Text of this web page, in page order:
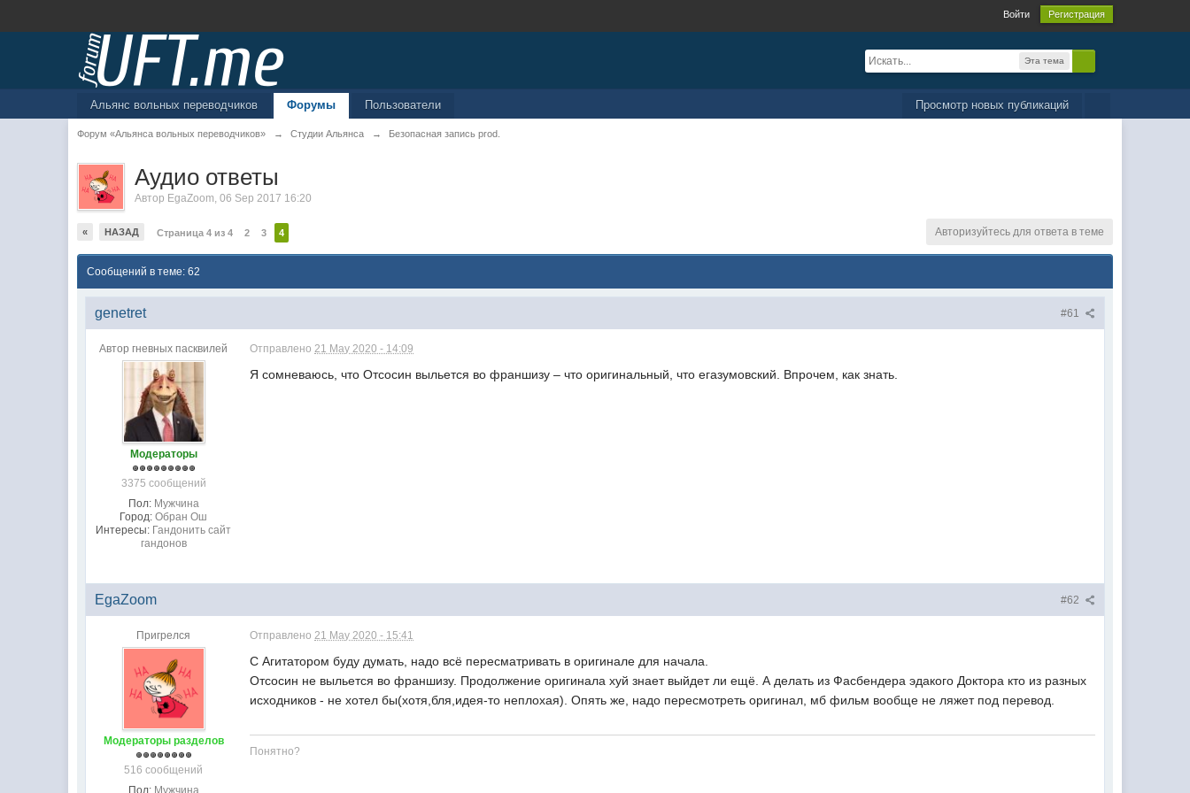
Войти Регистрация
Эта тема
Просмотр новых публикаций
Альянс вольных переводчиков Форумы Пользователи
Форум «Альянса вольных переводчиков» → Студии Альянса → Безопасная запись prod.
Аудио ответы
Автор EgaZoom,06 Sep 2017 16:20
« НАЗАД Страница 4 из 4 2 3 4 Авторизуйтесь для ответа в теме
Сообщений в теме: 62
#61
genetret
Автор гневных пасквилей
Модераторы
3375 сообщений
Пол: Мужчина
Город: Обран Ош
Интересы: Гандонить сайт
гандонов
Отправлено21 May 2020 - 14:09
Я сомневаюсь, что Отсосин выльется во франшизу – что оригинальный, что егазумовский. Впрочем, как знать.
#62
EgaZoom
Пригрелся
Модераторы разделов
516 сообщений
Пол: Мужчина
Отправлено21 May 2020 - 15:41
С Агитатором буду думать, надо всё пересматривать в оригинале для начала.
Отсосин не выльется во франшизу. Продолжение оригинала хуй знает выйдет ли ещё. А делать из Фасбендера эдакого Доктора кто из разных
исходников - не хотел бы(хотя,бля,идея-то неплохая). Опять же, надо пересмотреть оригинал, мб фильм вообще не ляжет под перевод.
Понятно?